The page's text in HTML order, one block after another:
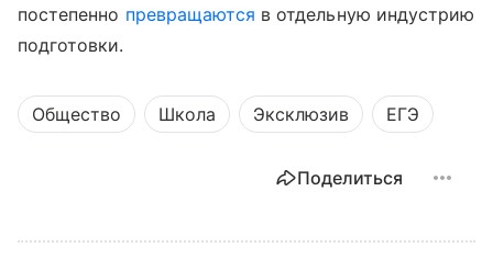
постепенно превращаются в отдельную индустрию
подготовки.
Общество Школа Эксклюзив ЕГЭ
Поделиться